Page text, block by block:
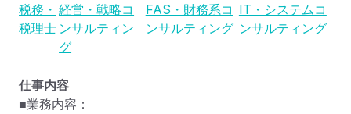
税務・
税理士
経営・戦略コ
ンサルティン
グ
FAS・財務系コ
ンサルティング
IT・システムコ
ンサルティング
仕事内容
■業務内容：